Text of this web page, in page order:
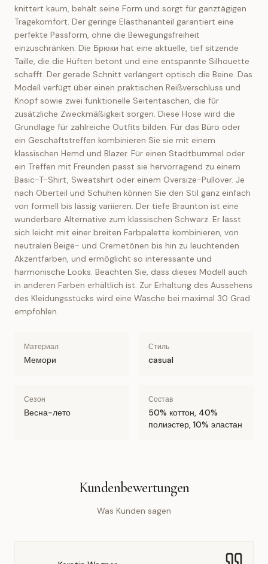
knittert kaum, behält seine Form und sorgt für ganztägigen
Tragekomfort. Der geringe Elasthananteil garantiert eine
perfekte Passform, ohne die Bewegungsfreiheit
einzuschränken. Die Брюки hat eine aktuelle, tief sitzende
Taille, die die Hüften betont und eine entspannte Silhouette
schafft. Der gerade Schnitt verlängert optisch die Beine. Das
Modell verfügt über einen praktischen Reißverschluss und
Knopf sowie zwei funktionelle Seitentaschen, die für
zusätzliche Zweckmäßigkeit sorgen. Diese Hose wird die
Grundlage für zahlreiche Outfits bilden. Für das Büro oder
ein Geschäftstreffen kombinieren Sie sie mit einem
klassischen Hemd und Blazer. Für einen Stadtbummel oder
ein Treffen mit Freunden passt sie hervorragend zu einem
Basic-T-Shirt, Sweatshirt oder einem Oversize-Pullover. Je
nach Oberteil und Schuhen können Sie den Stil ganz einfach
von formell bis lässig variieren. Der tiefe Braunton ist eine
wunderbare Alternative zum klassischen Schwarz. Er lässt
sich leicht mit einer breiten Farbpalette kombinieren, von
neutralen Beige- und Cremetönen bis hin zu leuchtenden
Akzentfarben, und ermöglicht so interessante und
harmonische Looks. Beachten Sie, dass dieses Modell auch
in anderen Farben erhältlich ist. Zur Erhaltung des Aussehens
des Kleidungsstücks wird eine Wäsche bei maximal 30 Grad
empfohlen.
Материал
Мемори
Стиль
casual
Сезон
Весна-лето
Состав
50% коттон, 40%
полиэстер, 10% эластан
Kundenbewertungen
Was Kunden sagen